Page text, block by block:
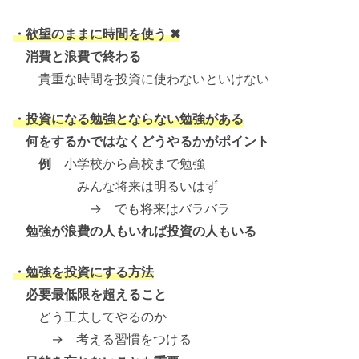
・欲望のままに時間を使う ✖
消費と浪費で終わる
貴重な時間を投資に使わないといけない
・投資になる勉強とならない勉強がある
何をするかではなくどうやるかがポイント
例
小学校から高校まで勉強
みんな将来は明るいはず
→ でも将来はバラバラ
勉強が浪費の人もいれば投資の人もいる
・勉強を投資にする方法
必要最低限を超えること
どう工夫してやるのか
→ 考える習慣をつける